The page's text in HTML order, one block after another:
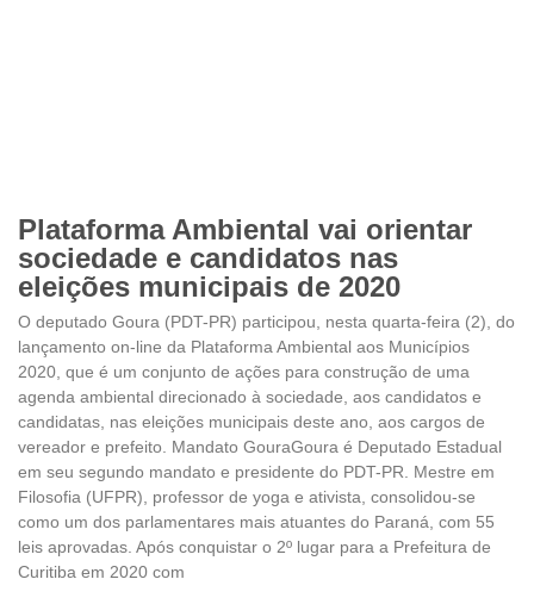
Plataforma Ambiental vai orientar
sociedade e candidatos nas
eleições municipais de 2020
O deputado Goura (PDT-PR) participou, nesta quarta-feira (2), do
lançamento on-line da Plataforma Ambiental aos Municípios
2020, que é um conjunto de ações para construção de uma
agenda ambiental direcionado à sociedade, aos candidatos e
candidatas, nas eleições municipais deste ano, aos cargos de
vereador e prefeito. Mandato GouraGoura é Deputado Estadual
em seu segundo mandato e presidente do PDT-PR. Mestre em
Filosofia (UFPR), professor de yoga e ativista, consolidou-se
como um dos parlamentares mais atuantes do Paraná, com 55
leis aprovadas. Após conquistar o 2º lugar para a Prefeitura de
Curitiba em 2020 com